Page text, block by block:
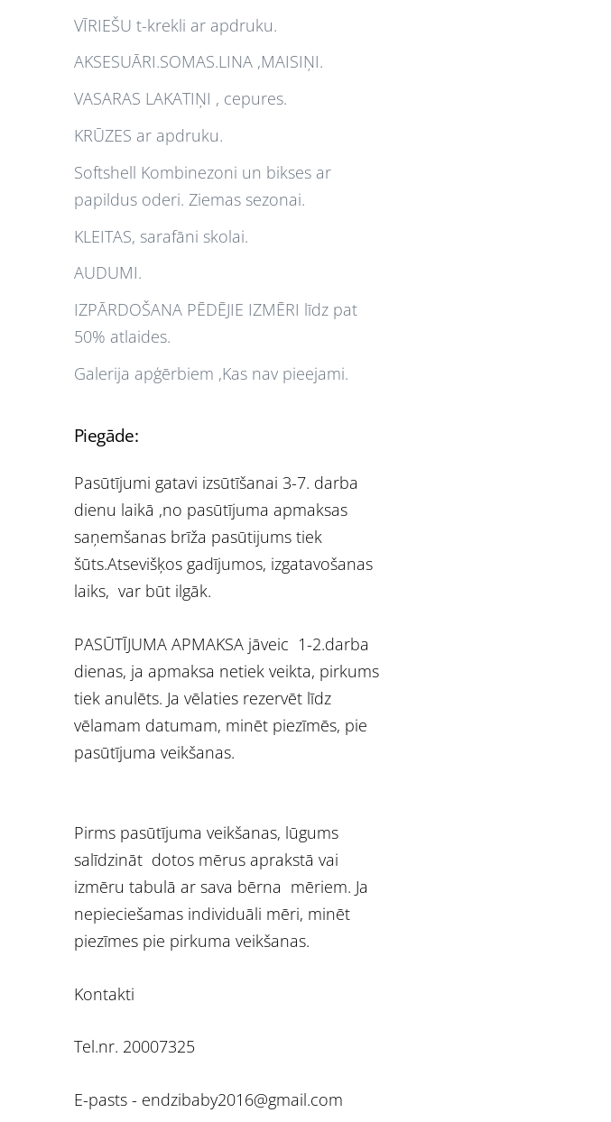
VĪRIEŠU t-krekli ar apdruku.
AKSESUĀRI.SOMAS.LINA ,MAISIŅI.
VASARAS LAKATIŅI , cepures.
KRŪZES ar apdruku.
Softshell Kombinezoni un bikses ar
papildus oderi. Ziemas sezonai.
KLEITAS, sarafāni skolai.
AUDUMI.
IZPĀRDOŠANA PĒDĒJIE IZMĒRI līdz pat
50% atlaides.
Galerija apģērbiem ,Kas nav pieejami.
Piegāde:
Pasūtījumi gatavi izsūtīšanai 3-7. darba
dienu laikā ,no pasūtījuma apmaksas
saņemšanas brīža pasūtijums tiek
šūts.Atsevišķos gadījumos, izgatavošanas
laiks, var būt ilgāk.
PASŪTĪJUMA APMAKSA jāveic 1-2.darba
dienas, ja apmaksa netiek veikta, pirkums
tiek anulēts. Ja vēlaties rezervēt līdz
vēlamam datumam, minēt piezīmēs, pie
pasūtījuma veikšanas.
Pirms pasūtījuma veikšanas, lūgums
salīdzināt dotos mērus aprakstā vai
izmēru tabulā ar sava bērna mēriem. Ja
nepieciešamas individuāli mēri, minēt
piezīmes pie pirkuma veikšanas.
Kontakti
Tel.nr. 20007325
E-pasts - endzibaby2016@gmail.com